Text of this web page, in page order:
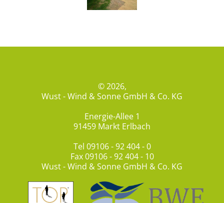
© 2026,
Wust - Wind & Sonne GmbH & Co. KG
Energie-Allee 1
91459 Markt Erlbach
Tel 09106 - 92 404 - 0
Fax 09106 - 92 404 - 10
Wust - Wind & Sonne GmbH & Co. KG